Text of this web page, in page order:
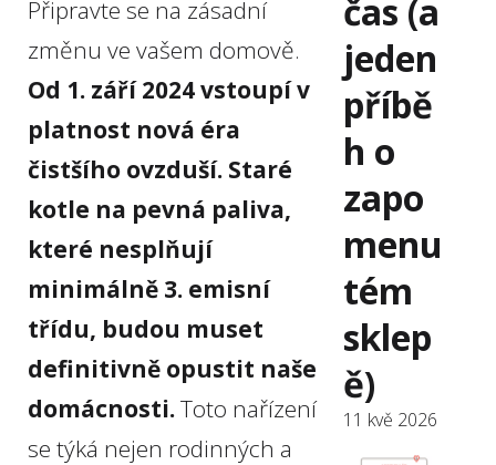
Připravte se na zásadní
změnu ve vašem domově.
Od 1. září 2024 vstoupí v
platnost nová éra
čistšího ovzduší. Staré
kotle na pevná paliva,
které nesplňují
minimálně 3. emisní
třídu, budou muset
definitivně opustit naše
domácnosti.Toto nařízení
se týká nejen rodinných a
čas (a
jeden
příbě
h o
zapo
menu
tém
sklep
ě)
11 kvě 2026